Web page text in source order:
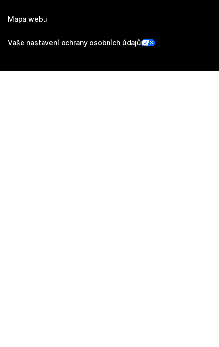
Mapa webu
Vaše nastavení ochrany osobních údajů